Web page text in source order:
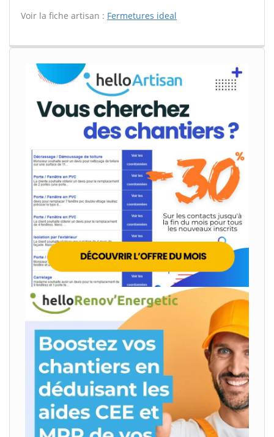
Voir la fiche artisan : Fermetures ideal